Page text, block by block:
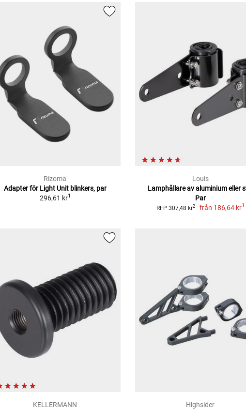
Rizoma
Adapter för Light Unit blinkers, par
296,61 kr1
Louis
Lamphållare av aluminium eller
Par
RFP 307,48 kr2 från 186,64 kr1
KELLERMANN
Highsider